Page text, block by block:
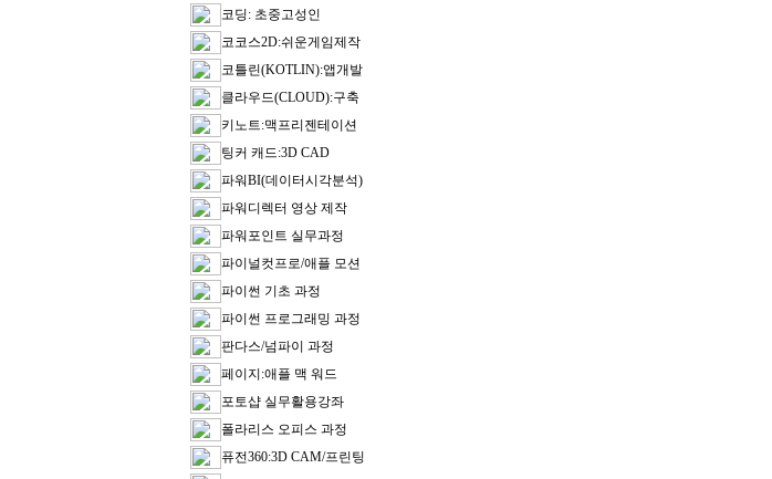
코딩: 초중고성인
코코스2D:쉬운게임제작
코틀린(KOTLIN):앱개발
클라우드(CLOUD):구축
키노트:맥프리젠테이션
팅커 캐드:3D CAD
파워BI(데이터시각분석)
파워디렉터 영상 제작
파워포인트 실무과정
파이널컷프로/애플 모션
파이썬 기초 과정
파이썬 프로그래밍 과정
판다스/넘파이 과정
페이지:애플 맥 워드
포토샵 실무활용강좌
폴라리스 오피스 과정
퓨전360:3D CAM/프린팅